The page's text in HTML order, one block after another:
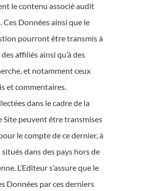
le contenu associé audit
Données ainsi que le
pourront être transmis à
affiliés ainsi qu’à des
et notamment ceux
et commentaires.
dans le cadre de la
Site peuvent être transmises
le compte de ce dernier, à
dans des pays hors de
L’Editeur s’assure que le
Données par ces derniers